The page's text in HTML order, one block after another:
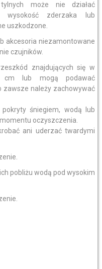
może nie działać
wysokość zderzaka lub
uszkodzone.
akcesoria niezamontowane
czujników.
znajdujących się w
cm lub mogą podawać
zawsze należy zachowywać
śniegiem, wodą lub
oczyszczenia.
ani uderzać twardymi
pobliżu wodą pod wysokim